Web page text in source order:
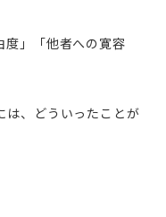
度」「他者への寛容
は、どういったことが